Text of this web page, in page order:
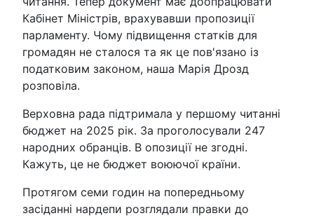
Кабінет Міністрів, врахувавши пропозиції
парламенту. Чому підвищення статків для
громадян не сталося та як це пов'язано із
податковим законом, наша Марія Дрозд
розповіла.
Верховна рада підтримала у першому читанні
бюджет на 2025 рік. За проголосували 247
народних обранців. В опозиції не згодні.
Кажуть, це не бюджет воюючої країни.
Протягом семи годин на попередньому
засіданні нардепи розглядали правки до